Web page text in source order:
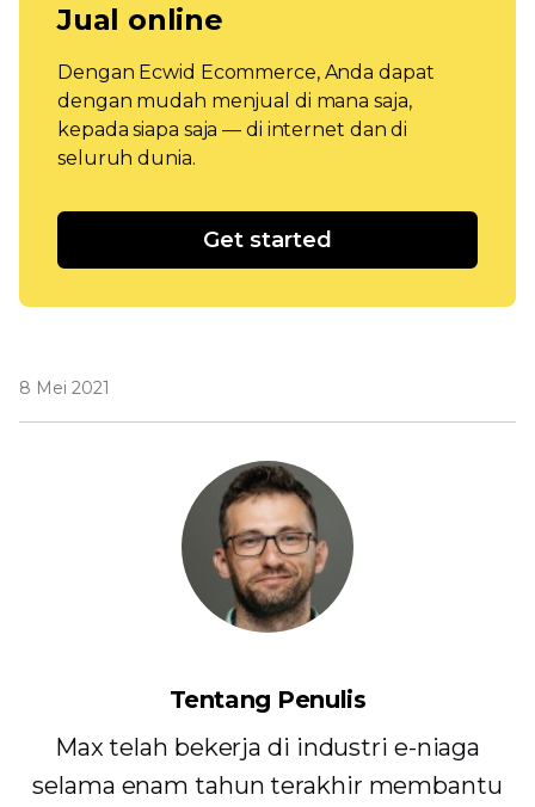
Jual online
Dengan Ecwid Ecommerce, Anda dapat
dengan mudah menjual di mana saja,
kepada siapa saja — di internet dan di
seluruh dunia.
Get started
8 Mei 2021
Tentang Penulis
Max telah bekerja di industri e-niaga
selama enam tahun terakhir membantu